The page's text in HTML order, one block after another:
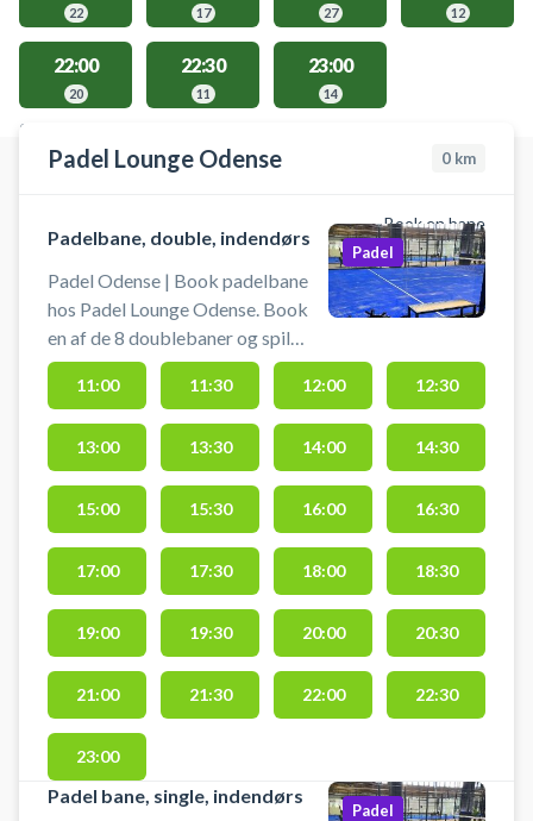
22 17 27 12
22:00
20
22:30
11
23:00
14
STEDER MED LEDIGE AKTIVITETER
Padel Lounge Odense 0 km
Book en bane
Padelbane, double, indendørs
Padel Odense | Book padelbane
hos Padel Lounge Odense. Book
en af de 8 doublebaner og spil
padel i Odense hos Padel Lounge
padelcenter beliggende på
Dannebrogsgade 2, 5000 Odense
- i centrum af Odense. Der er 3
timers gratis parkering og du kan
leje bat og købe bolde i hele
åbningstiden. Skal din padelbane
være en single padelbane byder
Padel Lounge i Odense også på 2
indendørs singlebaner.
Padel
11:00 11:30 12:00 12:30
13:00 13:30 14:00 14:30
15:00 15:30 16:00 16:30
17:00 17:30 18:00 18:30
19:00 19:30 20:00 20:30
21:00 21:30 22:00 22:30
23:00
Padel bane, single, indendørs
Padel